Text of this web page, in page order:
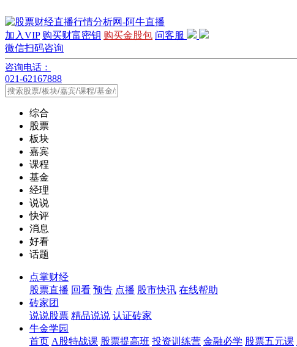
加入VIP 购买财富密钥 购买金股包 问客服
微信扫码咨询
咨询电话：
021-62167888
综合
股票
板块
嘉宾
课程
基金
经理
说说
快评
消息
好看
话题
点掌财经
股票直播 回看 预告 点播 股市快讯 在线帮助
砖家团
说说股票 精品说说 认证砖家
牛金学园
首页 A股特战课 股票提高班 投资训练营 金融必学 股票五元课